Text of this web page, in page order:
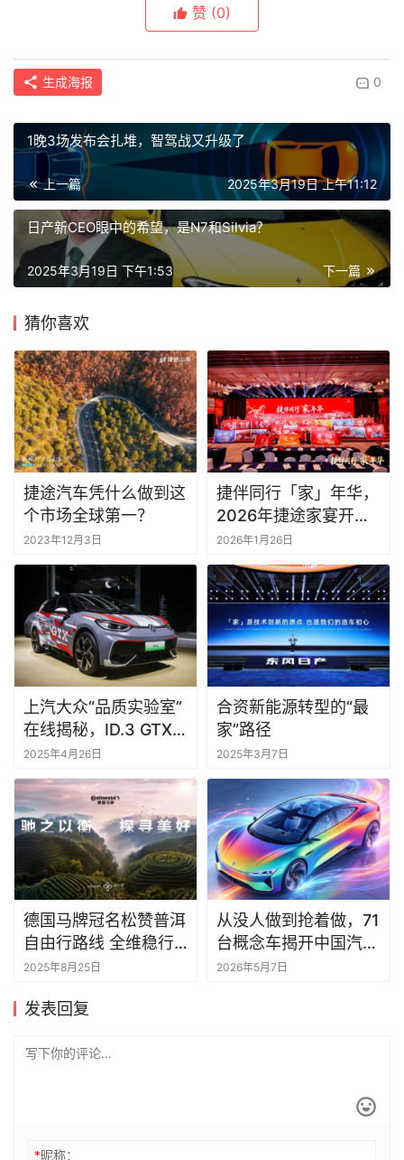
赞 (0)
生成海报 0
1晚3场发布会扎堆，智驾战又升级了
上一篇 2025年3月19日 上午11:12
日产新CEO眼中的希望，是N7和Silvia？
下一篇
2025年3月19日 下午1:53
猜你喜欢
捷途汽车凭什么做到这
个市场全球第一？
2023年12月3日
捷伴同行「家」年华，
2026年捷途家宴开封
“开席”
2026年1月26日
上汽大众“品质实验室”
在线揭秘，ID.3 GTX
套件款限定车衣同台亮
相
2025年4月26日
合资新能源转型的“最
家”路径
2025年3月7日
德国马牌冠名松赞普洱
自由行路线 全维稳行
守护“驰之以衡 探寻美
2025年8月25日
从没人做到抢着做，71
台概念车揭开中国汽车
下一个时代
2026年5月7日
发表回复
*昵称：